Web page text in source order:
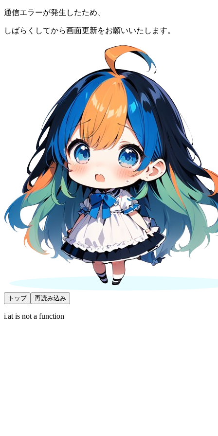
通信エラーが発生したため、
しばらくしてから画面更新をお願いいたします。
トップ 再読み込み
i.at is not a function